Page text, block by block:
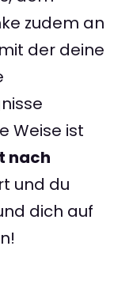
zudem an
der deine
Weise ist
nach
und du
dich auf